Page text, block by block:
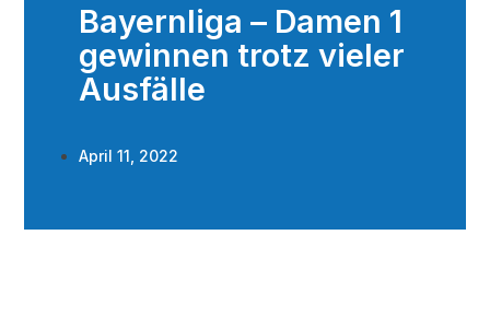
Bayernliga – Damen 1
gewinnen trotz vieler
Ausfälle
April 11, 2022